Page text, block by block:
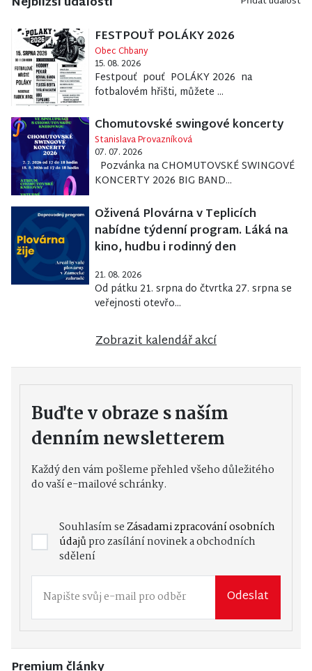
FESTPOUŤ POLÁKY 2026
Obec Chbany
15. 08. 2026
Festpouť pouť POLÁKY 2026 na
fotbalovém hřišti, můžete ...
Chomutovské swingové koncerty
Stanislava Provazníková
07. 07. 2026
Pozvánka na CHOMUTOVSKÉ SWINGOVÉ
KONCERTY 2026 BIG BAND...
Oživená Plovárna v Teplicích
nabídne týdenní program. Láká na
kino, hudbu i rodinný den
21. 08. 2026
Od pátku 21. srpna do čtvrtka 27. srpna se
veřejnosti otevřo...
Zobrazit kalendář akcí
Buďte v obraze s naším
denním newsletterem
Každý den vám pošleme přehled všeho důležitého
do vaší e-mailové schránky.
Souhlasím seZásadami zpracování osobních
údajůpro zasílání novinek a obchodních
sdělení
Odeslat